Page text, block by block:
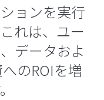
ョンを実行
れは、ユー
データおよ
のROIを増